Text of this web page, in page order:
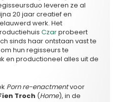
leveren ze al
20 jaar creatief en
werk. Het
Czarprobeert
sinds haar ontstaan vast te
hun regisseurs te
en productioneel alles uit de
Porn re-enactmentvoor
Troch (Home), in de